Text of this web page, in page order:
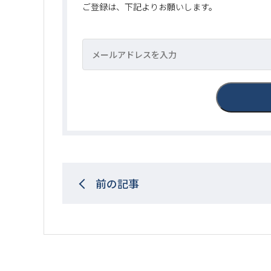
ご登録は、下記よりお願いします。
前の記事